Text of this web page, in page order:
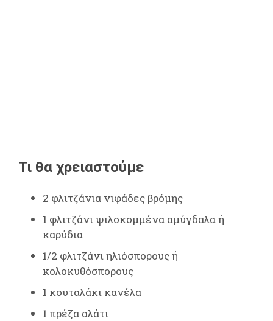
Τι θα χρειαστούμε
2 φλιτζάνια νιφάδες βρόμης
1 φλιτζάνι ψιλοκομμένα αμύγδαλα ή
καρύδια
1/2 φλιτζάνι ηλιόσπορους ή
κολοκυθόσπορους
1 κουταλάκι κανέλα
1 πρέζα αλάτι